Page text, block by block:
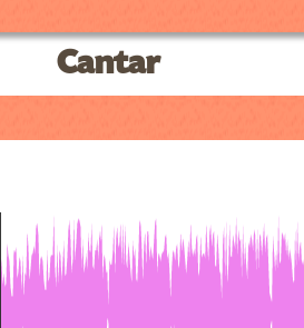
Cantar